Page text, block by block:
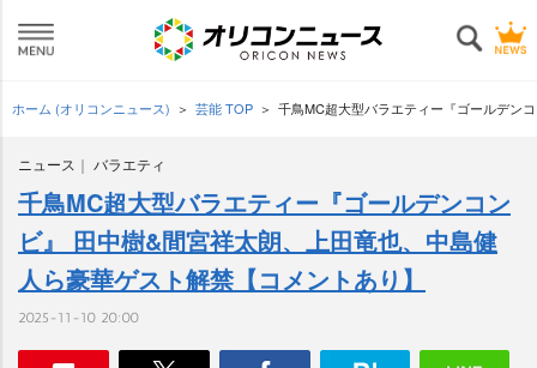
ホーム (オリコンニュース) 芸能 TOP 千鳥MC超大型バラエティー『ゴールデン
ニュース バラエティ
千鳥MC超大型バラエティー『ゴールデンコン
ビ』 田中樹&間宮祥太朗、上田竜也、中島健
人ら豪華ゲスト解禁【コメントあり】
2025-11-10 20:00